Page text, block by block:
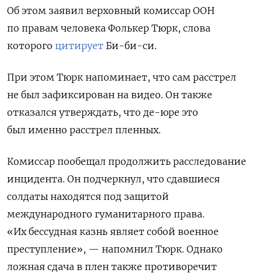
Об этом заявил верховный комиссар ООН
по правам человека Фолькер Тюрк, слова
которого цитирует Би-би-си.
При этом Тюрк напоминает, что сам расстрел
не был зафиксирован на видео. Он также
отказался утверждать, что де-юре это
был именно расстрел пленных.
Комиссар пообещал продолжить расследование
инцидента. Он подчеркнул, что сдавшиеся
солдаты находятся под защитой
международного гуманитарного права.
«Их бессудная казнь являет собой военное
преступление», — напомнил Тюрк. Однако
ложная сдача в плен также противоречит